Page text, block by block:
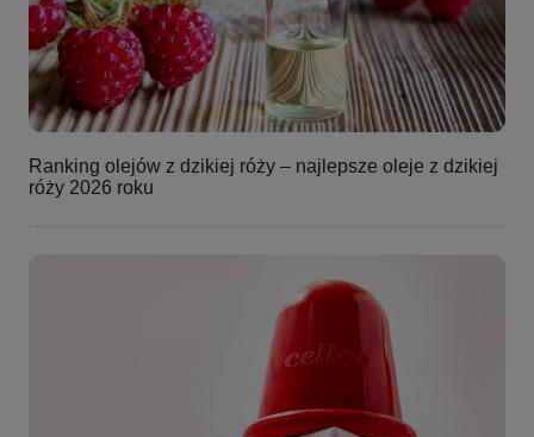
Ranking olejów z dzikiej róży – najlepsze oleje z dzikiej
róży 2026 roku